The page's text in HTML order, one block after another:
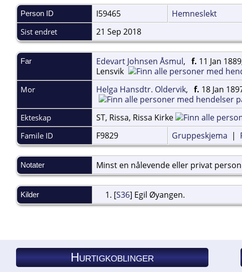
Person ID I59465 Hemneslekt
Sist endret 21 Sep 2018
Far Edevart Johnsen Åsmul, f. 11 Jan
Lensvik
Mor Helga Hansdtr. Oldervik, f. 18 Jan
Ekteskap ST, Rissa, Rissa Kirke
Famile ID F9829 Gruppeskjema |
Notater Minst en nålevende eller privat
Kilder [S36] Egil Øyangen.
Hurtigkoblinger